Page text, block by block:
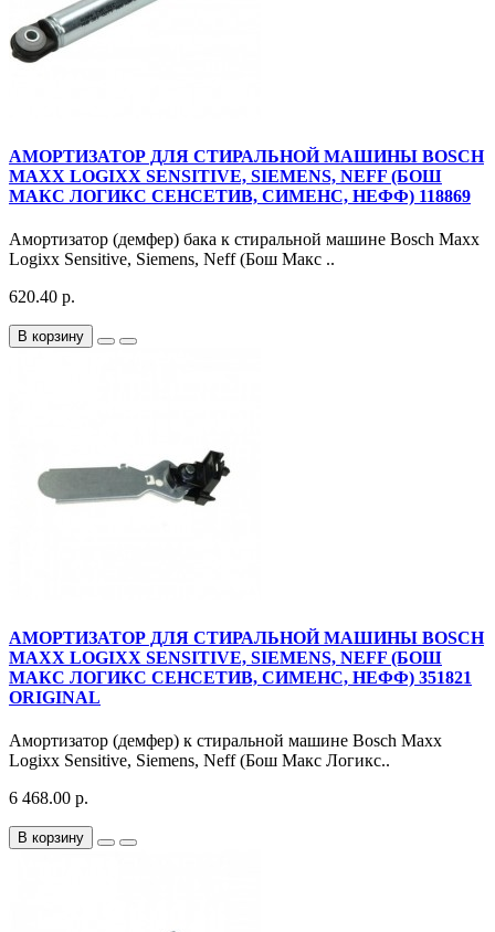
АМОРТИЗАТОР ДЛЯ СТИРАЛЬНОЙ МАШИНЫ BOSCH
MAXX LOGIXX SENSITIVE, SIEMENS, NEFF (БОШ
МАКС ЛОГИКС СЕНСЕТИВ, СИМЕНС, НЕФФ) 118869
Амортизатор (демфер) бака к стиральной машине Bosch Maxx
Logixx Sensitive, Siemens, Neff (Бош Макс ..
620.40 р.
В корзину
АМОРТИЗАТОР ДЛЯ СТИРАЛЬНОЙ МАШИНЫ BOSCH
MAXX LOGIXX SENSITIVE, SIEMENS, NEFF (БОШ
МАКС ЛОГИКС СЕНСЕТИВ, СИМЕНС, НЕФФ) 351821
ORIGINAL
Амортизатор (демфер) к стиральной машине Bosch Maxx
Logixx Sensitive, Siemens, Neff (Бош Макс Логикс..
6 468.00 р.
В корзину